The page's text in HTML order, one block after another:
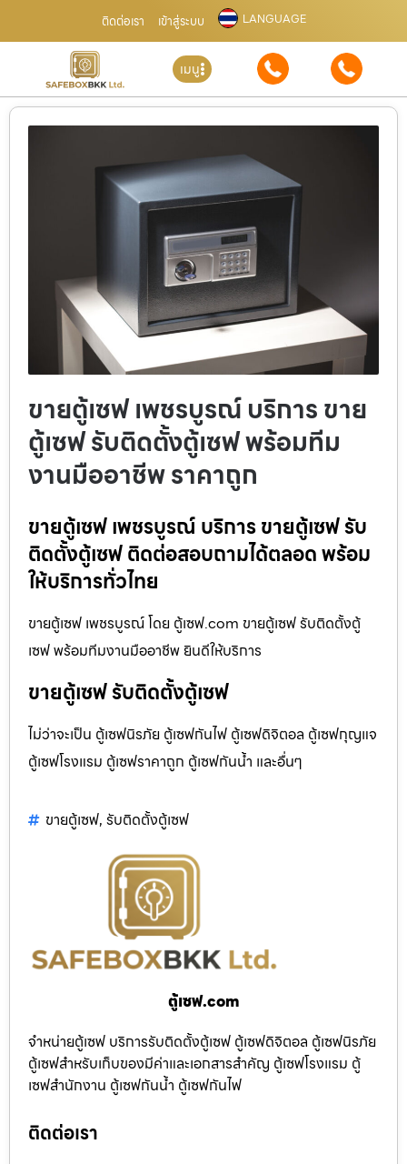
ติดต่อเรา เข้าสู่ระบบ LANGUAGE
เมนู
ขายตู้เซฟ เพชรบูรณ์ บริการ ขาย
ตู้เซฟ รับติดตั้งตู้เซฟ พร้อมทีม
งานมืออาชีพ ราคาถูก
ขายตู้เซฟ เพชรบูรณ์ บริการ ขายตู้เซฟ รับ
ติดตั้งตู้เซฟ ติดต่อสอบถามได้ตลอด พร้อม
ให้บริการทั่วไทย
ขายตู้เซฟ เพชรบูรณ์ โดย ตู้เซฟ.com ขายตู้เซฟ รับติดตั้งตู้
เซฟ พร้อมทีมงานมืออาชีพ ยินดีให้บริการ
ขายตู้เซฟ รับติดตั้งตู้เซฟ
ไม่ว่าจะเป็น ตู้เซฟนิรภัย ตู้เซฟกันไฟ ตู้เซฟดิจิตอล ตู้เซฟกุญแจ
ตู้เซฟโรงแรม ตู้เซฟราคาถูก ตู้เซฟกันน้ำ และอื่นๆ
ขายตู้เซฟ, รับติดตั้งตู้เซฟ
ตู้เซฟ.com
จำหน่ายตู้เซฟ บริการรับติดตั้งตู้เซฟ ตู้เซฟดิจิตอล ตู้เซฟนิรภัย
ตู้เซฟสำหรับเก็บของมีค่าและเอกสารสำคัญ ตู้เซฟโรงแรม ตู้
เซฟสำนักงาน ตู้เซฟกันน้ำ ตู้เซฟกันไฟ
ติดต่อเรา